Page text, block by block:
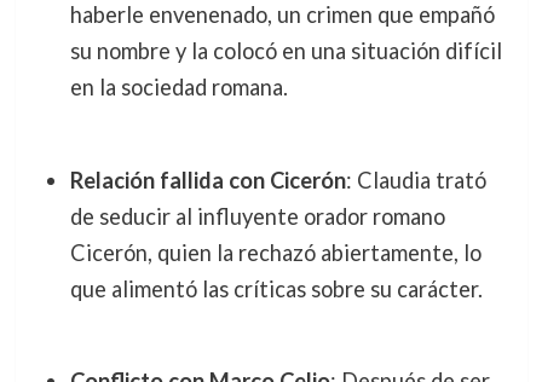
haberle envenenado, un crimen que empañó
su nombre y la colocó en una situación difícil
en la sociedad romana.
Relación fallida con Cicerón: Claudia trató
de seducir al influyente orador romano
Cicerón, quien la rechazó abiertamente, lo
que alimentó las críticas sobre su carácter.